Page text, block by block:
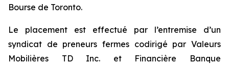
Bourse de Toronto.
Le placement est effectué par l’entremise d’un
syndicat de preneurs fermes codirigé par Valeurs
Mobilières TD Inc. et Financière Banque